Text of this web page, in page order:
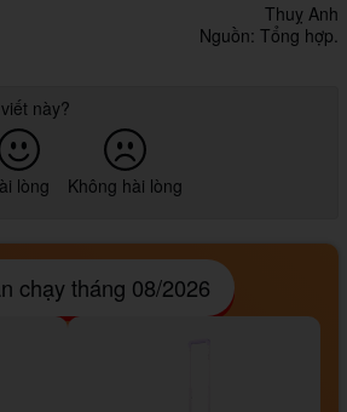
Thuỵ Anh
Nguồn: Tổng hợp.
này?
lòng Không hài lòng
chạy tháng 08/2026